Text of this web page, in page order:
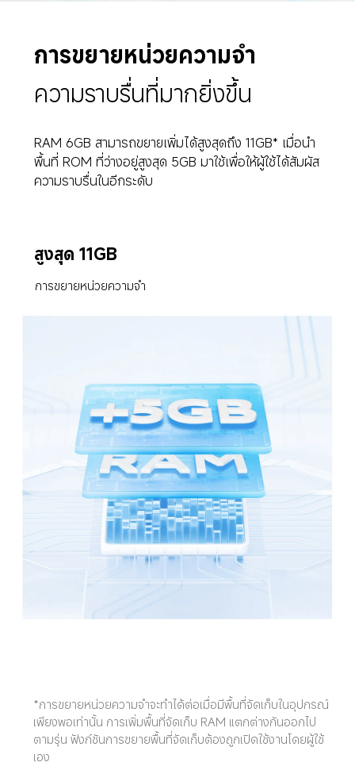
การขยายหน่วยความจำ
ความราบรื่นที่มากยิ่งขึ้น
RAM 6GB สามารถขยายเพิ่มได้สูงสุดถึง 11GB* เมื่อนำ
พื้นที่ ROM ที่ว่างอยู่สูงสุด 5GB มาใช้เพื่อให้ผู้ใช้ได้สัมผัส
ความราบรื่นในอีกระดับ
สูงสุด 11GB
การขยายหน่วยความจำ
*การขยายหน่วยความจำจะทำได้ต่อเมื่อมีพื้นที่จัดเก็บในอุปกรณ์
เพียงพอเท่านั้น การเพิ่มพื้นที่จัดเก็บ RAM แตกต่างกันออกไป
ตามรุ่น ฟังก์ชันการขยายพื้นที่จัดเก็บต้องถูกเปิดใช้งานโดยผู้ใช้
เอง